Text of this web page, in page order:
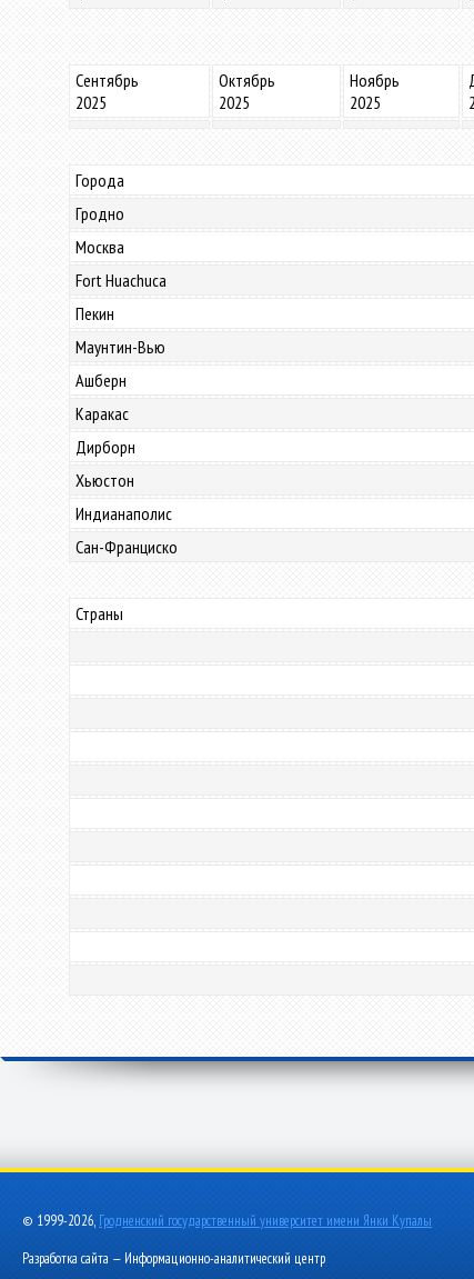
Сентябрь
2025
Октябрь
2025
Ноябрь
2025
Города
Гродно
Москва
Fort Huachuca
Пекин
Маунтин-Вью
Ашберн
Каракас
Дирборн
Хьюстон
Индианаполис
Сан-Франциско
Страны
© 1999-2026, Гродненский государственный университет имени Янки Купалы
Разработка сайта — Информационно-аналитический центр